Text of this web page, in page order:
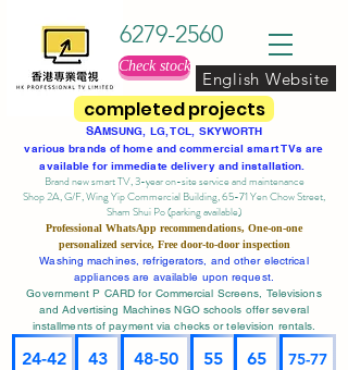
completed projects
6279-2560
Check stock
English Website
SAMSUNG, LG, TCL, SKYWORTH
various brands of home and commercial smart TVs are
available for immediate delivery and installation.
Brand new smart TV, 3-year on-site serviceand maintenance
Shop 2A, G/F, Wing Yip Commercial Building, 65-71 Yen Chow Street,
Sham Shui Po (parking available)
Professional WhatsApp recommendations, One-on-one
personalized service, Free door-to-door inspection
Washing machines, refrigerators, and other electrical
appliances are available upon request.
Government P CARD for Commercial Screens, Televisions
and Advertising Machines NGO schools offer several
installments of payment via checks or television rentals.
24-42 43 48-50 55 65 75-77